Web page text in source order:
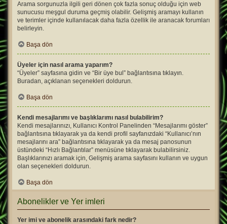
Arama sorgunuzla ilgili geri dönen çok fazla sonuç olduğu için web
sunucusu meşgul duruma geçmiş olabilir. Gelişmiş aramayı kullanın
ve terimler içinde kullanılacak daha fazla özellik ile aranacak forumları
belirleyin.
Başa dön
Üyeler için nasıl arama yaparım?
“Üyeler” sayfasına gidin ve “Bir üye bul” bağlantısına tıklayın.
Buradan, açıklanan seçenekleri doldurun.
Başa dön
Kendi mesajlarımı ve başlıklarımı nasıl bulabilirim?
Kendi mesajlarınızı, Kullanıcı Kontrol Panelinden “Mesajlarımı göster”
bağlantısına tıklayarak ya da kendi profil sayfanızdaki “Kullanıcı’nın
mesajlarını ara” bağlantısına tıklayarak ya da mesaj panosunun
üstündeki “Hızlı Bağlantılar” menüsüne tıklayarak bulabilirsiniz.
Başlıklarınızı aramak için, Gelişmiş arama sayfasını kullanın ve uygun
olan seçenekleri doldurun.
Başa dön
Abonelikler ve Yer imleri
Yer imi ve abonelik arasındaki fark nedir?